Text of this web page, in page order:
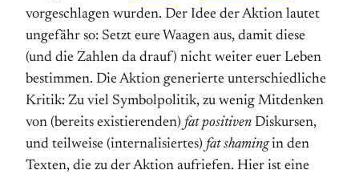
vorgeschlagen wurden. Der Idee der Aktion lautet
ungefähr so: Setzt eure Waagen aus, damit diese
(und die Zahlen da drauf) nicht weiter euer Leben
bestimmen. Die Aktion generierte unterschiedliche
Kritik: Zu viel Symbolpolitik, zu wenig Mitdenken
von (bereits existierenden) fat positiven Diskursen,
und teilweise (internalisiertes) fat shamingin den
Texten, die zu der Aktion aufriefen. Hier ist eine